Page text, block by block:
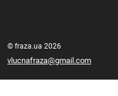
© fraza.ua 2026
vlucnafraza@gmail.com